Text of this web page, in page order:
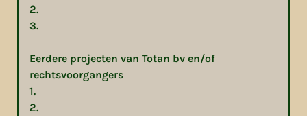
2.
3.
Eerdere projecten van Totan bv en/of
rechtsvoorgangers
1.
2.